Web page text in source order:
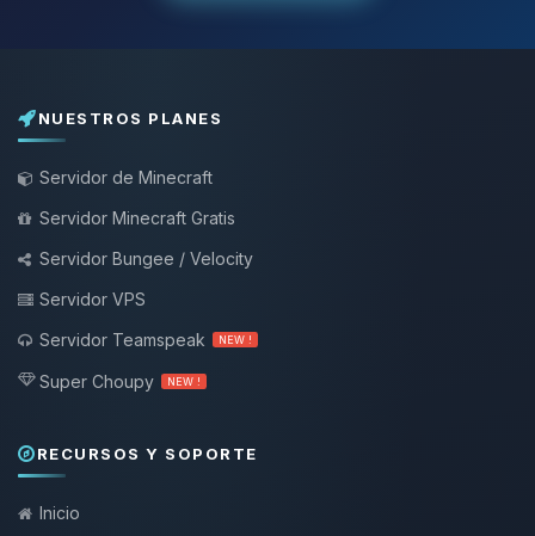
NUESTROS PLANES
Servidor de Minecraft
Servidor Minecraft Gratis
Servidor Bungee / Velocity
Servidor VPS
Servidor Teamspeak
NEW !
Super Choupy NEW !
RECURSOS Y SOPORTE
Inicio